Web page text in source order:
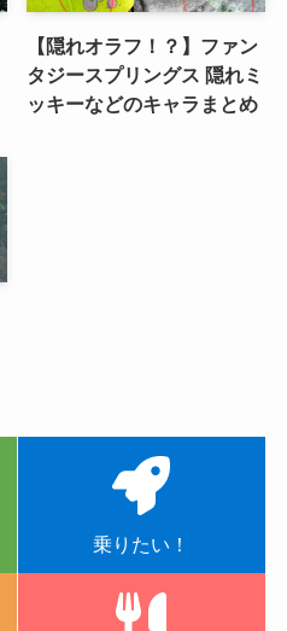
【隠れオラフ！？】ファン
タジースプリングス 隠れミ
ッキーなどのキャラまとめ
乗りたい！